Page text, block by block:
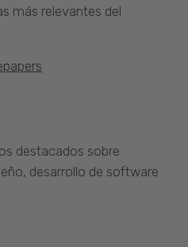
más relevantes del
destacados sobre
desarrollo de software